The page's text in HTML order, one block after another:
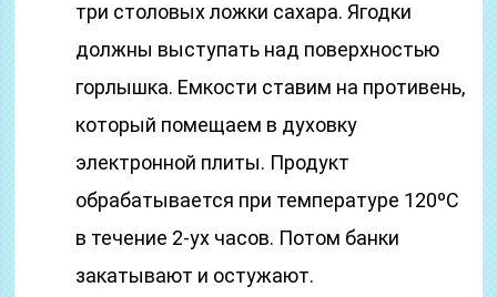
три столовых ложки сахара. Ягодки
должны выступать над поверхностью
горлышка. Емкости ставим на противень,
который помещаем в духовку
электронной плиты. Продукт
обрабатывается при температуре 120ºС
в течение 2-ух часов. Потом банки
закатывают и остужают.